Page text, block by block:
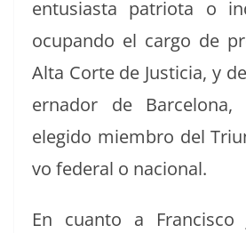
entu­si­as­ta patri­o­ta o
ocu­pan­do el car­go de
Alta Corte de Jus­ti­cia, y
er­nador de
elegi­do miem­bro del
vo fed­er­al o nacional.
En cuan­to a Fran­cis­co